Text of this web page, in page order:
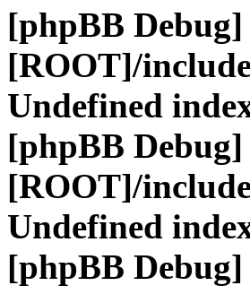
[phpBB
[ROOT]/
Undefined
[phpBB
[ROOT]/
Undefined
[phpBB